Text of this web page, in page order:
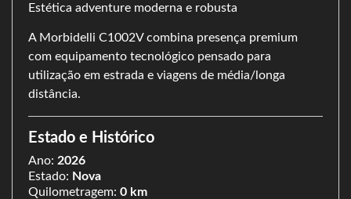
Estética adventure moderna e robusta
A Morbidelli C1002V combina presença premium
com equipamento tecnológico pensado para
utilização em estrada e viagens de média/longa
distância.
Estado e Histórico
Ano: 2026
Estado: Nova
Quilometragem: 0 km